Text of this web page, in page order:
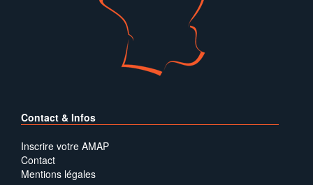
Contact & Infos
Inscrire votre AMAP
Contact
Mentions légales